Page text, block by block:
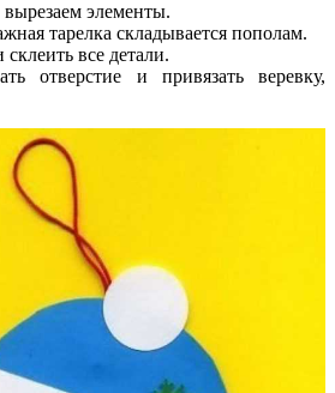
элементы.
тарелка складывается пополам.
все детали.
отверстие и привязать веревку,